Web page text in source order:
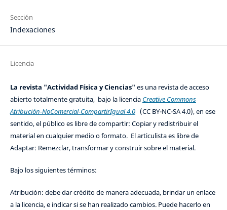
Sección
Indexaciones
Licencia
La revista "Actividad Física y Ciencias" es una revista de acceso
abierto totalmente gratuita, bajo la licencia Creative Commons
Atribución-NoComercial-CompartirIgual 4.0(CC BY-NC-SA 4.0), en ese
sentido, el público es libre de compartir: Copiar y redistribuir el
material en cualquier medio o formato. El articulista es libre de
Adaptar: Remezclar, transformar y construir sobre el material.
Bajo los siguientes términos:
Atribución: debe dar crédito de manera adecuada, brindar un enlace
a la licencia, e indicar si se han realizado cambios. Puede hacerlo en